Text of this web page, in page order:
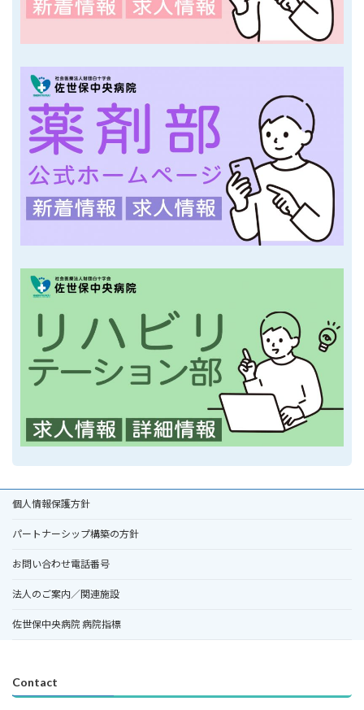
個人情報保護方針
パートナーシップ構築の方針
お問い合わせ電話番号
法人のご案内／関連施設
佐世保中央病院 病院指標
Contact